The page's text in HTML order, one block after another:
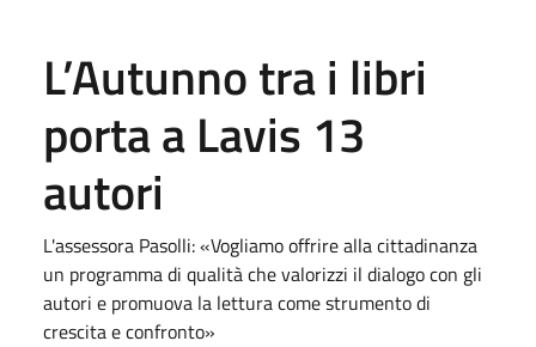
L’Autunno tra i libri
porta a Lavis 13
autori
L'assessora Pasolli: «Vogliamo offrire alla cittadinanza
un programma di qualità che valorizzi il dialogo con gli
autori e promuova la lettura come strumento di
crescita e confronto»